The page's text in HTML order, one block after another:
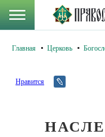
Главная Церковь
Нравится